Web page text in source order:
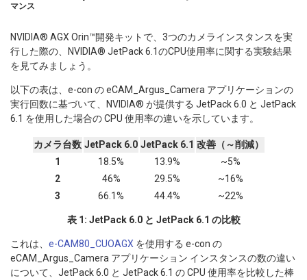
マンス
NVIDIA® AGX Orin™開発キットで、3つのカメラインスタンスを実
行した際の、NVIDIA® JetPack 6.1のCPU使用率に関する実験結果
を見てみましょう。
以下の表は、e-con の eCAM_Argus_Camera アプリケーションの
実行回数に基づいて、NVIDIA® が提供する JetPack 6.0 と JetPack
6.1 を使用した場合の CPU 使用率の違いを示しています。
カメラ台数 JetPack 6.0 JetPack 6.1 改善（～削減）
1
18.5% 13.9%
~5%
2
46% 29.5%
~16%
3
66.1% 44.4% ~22%
表 1: JetPack 6.0 と JetPack 6.1 の比較
これは、 e-CAM80_CUOAGX を使用する e-con の
eCAM_Argus_Camera アプリケーション インスタンスの数の違い
について、JetPack 6.0 と JetPack 6.1 の CPU 使用率を比較した棒